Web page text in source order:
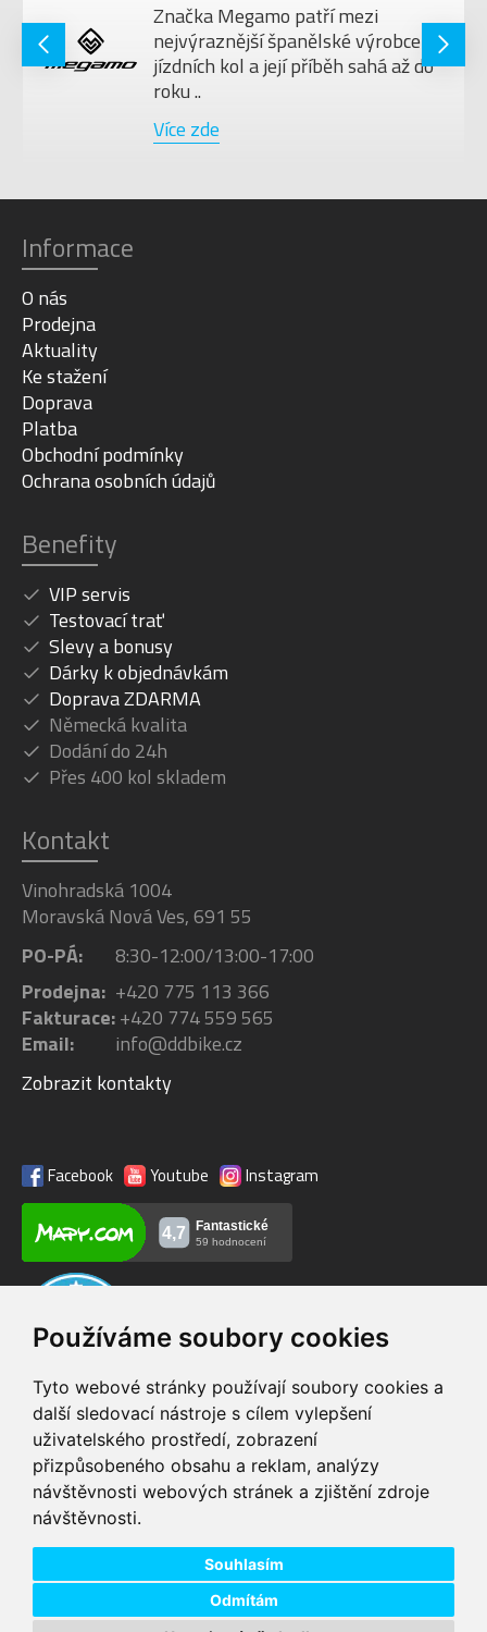
Používáme soubory cookies
Tyto webové stránky používají soubory cookies a
další sledovací nástroje s cílem vylepšení
uživatelského prostředí, zobrazení
přizpůsobeného obsahu a reklam, analýzy
návštěvnosti webových stránek a zjištění zdroje
návštěvnosti.
Souhlasím
Odmítám
Značka Megamo patří mezi
nejvýraznější španělské výrobce
jízdních kol a její příběh sahá až do
roku ..
Více zde
Informace
O nás
Prodejna
Aktuality
Ke stažení
Doprava
Platba
Obchodní podmínky
Ochrana osobních údajů
Benefity
VIP servis
Testovací trať
Slevy a bonusy
Dárky k objednávkám
Doprava ZDARMA
Německá kvalita
Dodání do 24h
Přes 400 kol skladem
Kontakt
Vinohradská 1004
Moravská Nová Ves, 691 55
PO-PÁ:
8:30-12:00/13:00-17:00
Prodejna: +420 775 113 366
Fakturace:+420 774 559 565
Email:
info@ddbike.cz
Zobrazit kontakty
Facebook Youtube Instagram
VIP servis
na zakoupená
elektrokola
Testovací trať
možnost vyzkoušet si
elektrokola
Doprava ZDARMA
pro objednávky nad 1600 zboží skladem při